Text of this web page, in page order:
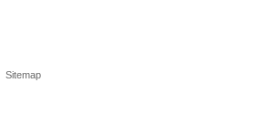
Sitemap